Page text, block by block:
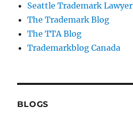
Seattle Trademark Lawyer
The Trademark Blog
The TTA Blog
Trademarkblog Canada
BLOGS